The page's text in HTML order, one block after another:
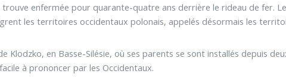
enfermée pour quarante-quatre ans derrière le rideau de fer.
les territoires occidentaux polonais, appelés désormais les
Klodzko, en Basse-Silésie, où ses parents se sont installés depuis
à prononcer par les Occidentaux.